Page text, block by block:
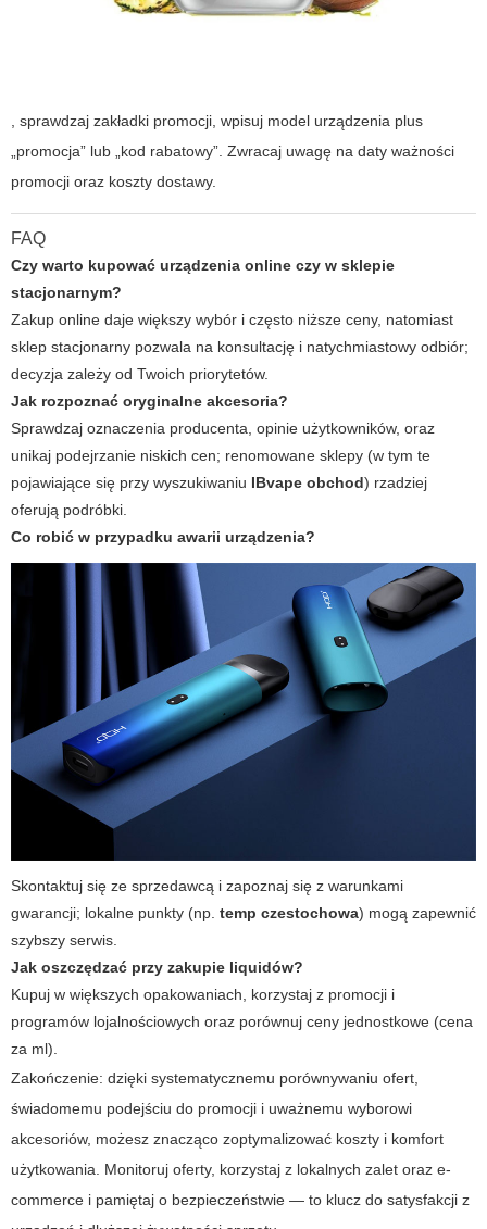
, sprawdzaj zakładki promocji, wpisuj model urządzenia plus
„promocja” lub „kod rabatowy”. Zwracaj uwagę na daty ważności
promocji oraz koszty dostawy.
FAQ
Czy warto kupować urządzenia online czy w sklepie
stacjonarnym?
Zakup online daje większy wybór i często niższe ceny, natomiast
sklep stacjonarny pozwala na konsultację i natychmiastowy odbiór;
decyzja zależy od Twoich priorytetów.
Jak rozpoznać oryginalne akcesoria?
Sprawdzaj oznaczenia producenta, opinie użytkowników, oraz
unikaj podejrzanie niskich cen; renomowane sklepy (w tym te
pojawiające się przy wyszukiwaniu IBvape obchod) rzadziej
oferują podróbki.
Co robić w przypadku awarii urządzenia?
Skontaktuj się ze sprzedawcą i zapoznaj się z warunkami
gwarancji; lokalne punkty (np. temp czestochowa) mogą zapewnić
szybszy serwis.
Jak oszczędzać przy zakupie liquidów?
Kupuj w większych opakowaniach, korzystaj z promocji i
programów lojalnościowych oraz porównuj ceny jednostkowe (cena
za ml).
Zakończenie: dzięki systematycznemu porównywaniu ofert,
świadomemu podejściu do promocji i uważnemu wyborowi
akcesoriów, możesz znacząco zoptymalizować koszty i komfort
użytkowania. Monitoruj oferty, korzystaj z lokalnych zalet oraz e-
commerce i pamiętaj o bezpieczeństwie — to klucz do satysfakcji z